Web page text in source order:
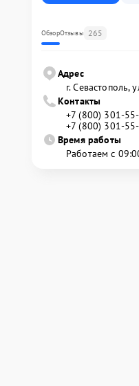
ОбзорОтзывы 265
Адрес
г. Севастополь,
Контакты
+7 (800) 301-
+7 (800) 301-
Время работы
Работаем с